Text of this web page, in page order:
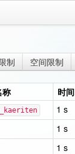
制 空间限制
称 时间
1 s
1 s
1 s